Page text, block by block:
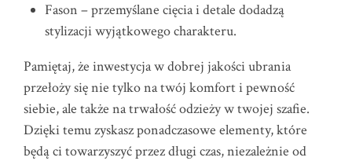
Fason – przemyślane cięcia i detale dodadzą
stylizacji wyjątkowego charakteru.
Pamiętaj, że inwestycja w dobrej jakości ubrania
przełoży się nie tylko na twój komfort i pewność
siebie, ale także na trwałość odzieży w twojej szafie.
Dzięki temu zyskasz ponadczasowe elementy, które
będą ci towarzyszyć przez długi czas, niezależnie od